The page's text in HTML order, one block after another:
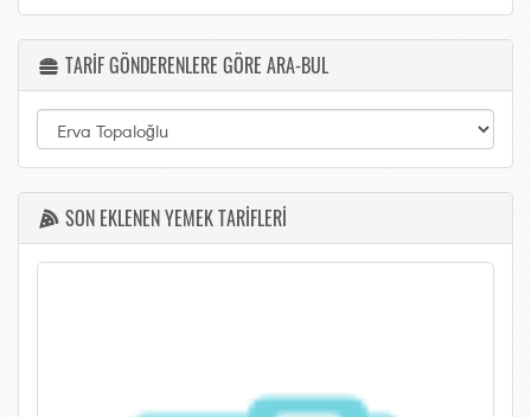
TARİF GÖNDERENLERE GÖRE ARA-BUL
SON EKLENEN YEMEK TARİFLERİ